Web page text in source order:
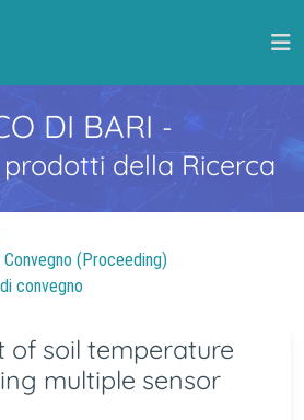
DI BARI -
della Ricerca
(Proceeding)
convegno
of soil temperature
multiple sensor